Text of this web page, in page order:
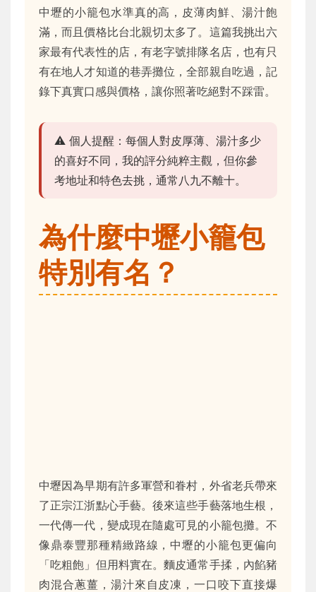
中壢的小籠包水準真的高，皮薄肉鮮、湯汁飽
滿，而且價格比台北親切太多了。這篇我挑出六
家最有代表性的店，有老字號排隊名店，也有只
有在地人才知道的巷弄攤位，全部親自吃過，記
錄下真實口感與價格，讓你照著吃絕對不踩雷。
⚠️ 個人提醒：每個人對皮厚薄、湯汁多少
的喜好不同，我的評分純粹主觀，但你參
考地址和特色去挑，通常八九不離十。
為什麼中壢小籠包
特別有名？
中壢因為早期有許多軍營和眷村，外省老兵帶來
了正宗江浙點心手藝。後來這些手藝落地生根，
一代傳一代，變成現在隨處可見的小籠包攤。不
像鼎泰豐那種精緻路線，中壢的小籠包更偏向
「吃粗飽」但用料實在。麵皮通常手揉，內餡豬
肉混合蔥薑，湯汁來自皮凍，一口咬下直接爆